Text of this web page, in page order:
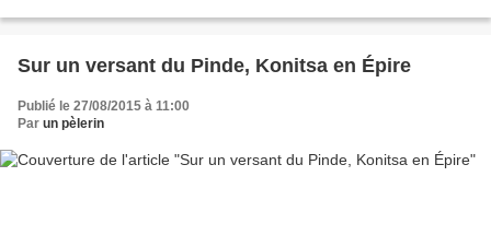
Sur un versant du Pinde, Konitsa en Épire
Publié le 27/08/2015 à 11:00
Par un pèlerin